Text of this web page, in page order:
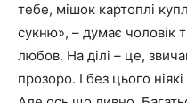
тебе, мішок картоплі
сукню», – думає чоловік
любов. На ділі – це,
прозоро. І без цього